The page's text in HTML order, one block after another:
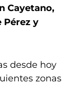
Cayetano,
Pérez y
desde hoy
zonas